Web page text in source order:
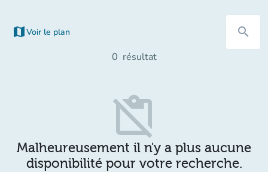
map Voir le plan
(nouvel onglet) search
0 résultat
content_paste_off
Malheureusement il n'y a plus aucune
disponibilité pour votre recherche.